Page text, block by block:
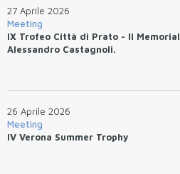
27 Aprile 2026
Meeting
IX Trofeo Città di Prato - II Memorial
Alessandro Castagnoli.
26 Aprile 2026
Meeting
IV Verona Summer Trophy